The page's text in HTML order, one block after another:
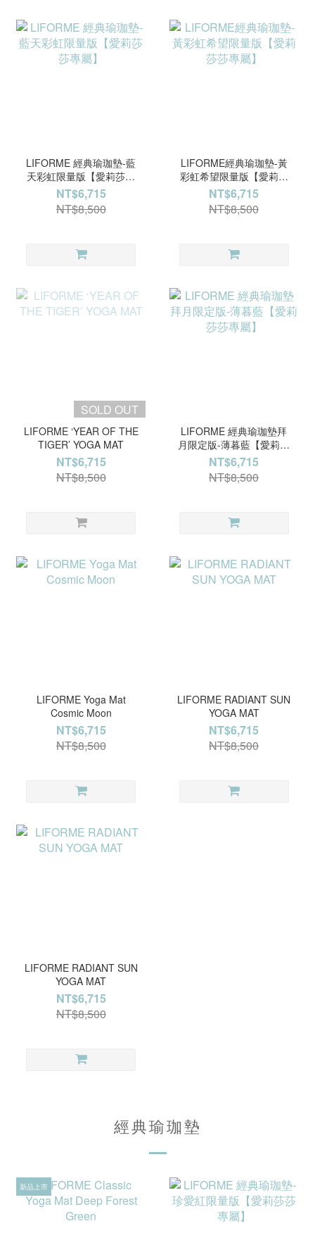
LIFORME 經典瑜珈墊-藍
天彩虹限量版【愛莉莎莎
專屬】
NT$6,715
NT$8,500
LIFORME經典瑜珈墊-黃
彩虹希望限量版【愛莉莎
莎專屬】
NT$6,715
NT$8,500
SOLD OUT
LIFORME ‘YEAR OF THE
TIGER’ YOGA MAT
NT$6,715
NT$8,500
LIFORME 經典瑜珈墊拜
月限定版-薄暮藍【愛莉莎
莎專屬】
NT$6,715
NT$8,500
LIFORME Yoga Mat
Cosmic Moon
NT$6,715
NT$8,500
LIFORME RADIANT SUN
YOGA MAT
NT$6,715
NT$8,500
LIFORME RADIANT SUN
YOGA MAT
NT$6,715
NT$8,500
經典瑜珈墊
新品上市